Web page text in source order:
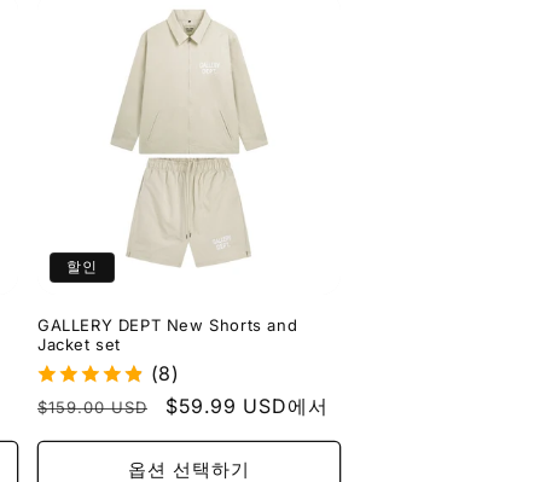
할인
GALLERY DEPT New Shorts and
Jacket set
(8)
정
가
$159.00 USD
할
인
가
$59.99 USD에서
옵션 선택하기